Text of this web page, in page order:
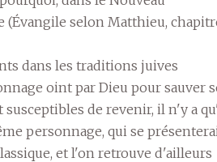
(Évangile selon Matthieu,
dans les traditions juives
oint par Dieu pour sauver
de revenir, il n'y a
personnage, qui se
et l'on retrouve d'ailleurs